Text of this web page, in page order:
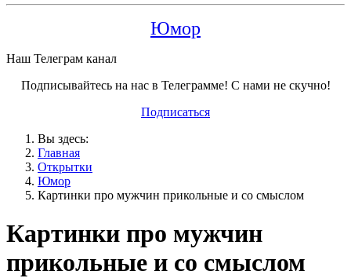
Юмор
Наш Телеграм канал
Подписывайтесь на нас в Телеграмме! С нами не скучно!
Подписаться
Вы здесь:
Главная
Открытки
Юмор
Картинки про мужчин прикольные и со смыслом
Картинки про мужчин
прикольные и со смыслом